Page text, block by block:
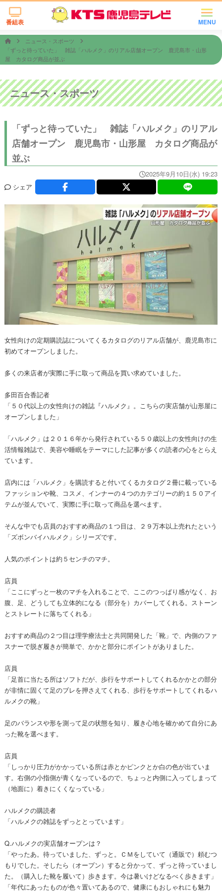
MENU
番組表
ニュース・スポーツ
「ずっと待っていた」 雑誌「ハルメク」のリアル店舗オープン 鹿児島市・山形
屋 カタログ商品が並ぶ
ニュース・スポーツ
「ずっと待っていた」 雑誌「ハルメク」のリアル
店舗オープン 鹿児島市・山形屋 カタログ商品が
並ぶ
2025年9月10日(水) 19:23
シェア
女性向けの定期購読誌についてくるカタログのリアル店舗が、鹿児島市に
初めてオープンしました。
多くの来店者が実際に手に取って商品を買い求めていました。
多田百合香記者
「５０代以上の女性向けの雑誌『ハルメク』。こちらの実店舗が山形屋に
オープンしました」
「ハルメク」は２０１６年から発行されている５０歳以上の女性向けの生
活情報雑誌で、美容や睡眠をテーマにした記事が多くの読者の心をとらえ
ています。
店内には「ハルメク」を購読すると付いてくるカタログ２冊に載っている
ファッションや靴、コスメ、インナーの４つのカテゴリーの約１５０アイ
テムが並んでいて、実際に手に取って商品を選べます。
そんな中でも店員のおすすめ商品の１つ目は、２９万本以上売れたという
「ズボンバイハルメク」シリーズです。
人気のポイントは約５センチのマチ。
店員
「ここにずっと一枚のマチを入れることで、ここのつっぱり感がなく、お
腹、足、どうしても立体的になる（部分を）カバーしてくれる。ストーン
とストレートに落ちてくれる」
おすすめ商品の２つ目は理学療法士と共同開発した「靴」で、内側のファ
スナーで脱ぎ履きが簡単で、かかと部分にポイントがありました。
店員
「足首に当たる所はソフトだが、歩行をサポートしてくれるかかとの部分
が非情に固くて足のブレを押さえてくれる、歩行をサポートしてくれるハ
ルメクの靴」
足のバランスや形を測って足の状態を知り、履き心地を確かめて自分にあ
った靴を選べます。
店員
「しっかり圧力がかかっている所は赤とかピンクとか白の色が出ていま
す。右側の小指側が青くなっているので、ちょっと内側に入ってしまって
（地面に）着きにくくなっている」
ハルメクの購読者
「ハルメクの雑誌をずっととっています」
Q.ハルメクの実店舗オープンは？
「やったあ。待っていました、ずっと。ＣＭをしていて（通販で）頼むつ
もりでした。そしたら（オープン）すると分かって、ずっと待っていまし
た。（購入した靴を履いて）歩きます。今は暑いけどなるべく歩きます」
「年代にあったものが色々置いてあるので、健康にもおしゃれにも魅力